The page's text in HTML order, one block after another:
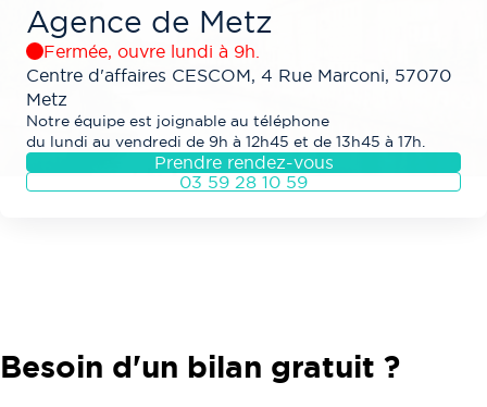
Agence de Metz
Fermée, ouvre lundi à 9h.
Centre d'affaires CESCOM, 4 Rue Marconi, 57070
Metz
Notre équipe est joignable au téléphone
du lundi au vendredi de 9h à 12h45 et de 13h45 à 17h.
Prendre rendez-vous
03 59 28 10 59
Besoin d'un bilan gratuit ?